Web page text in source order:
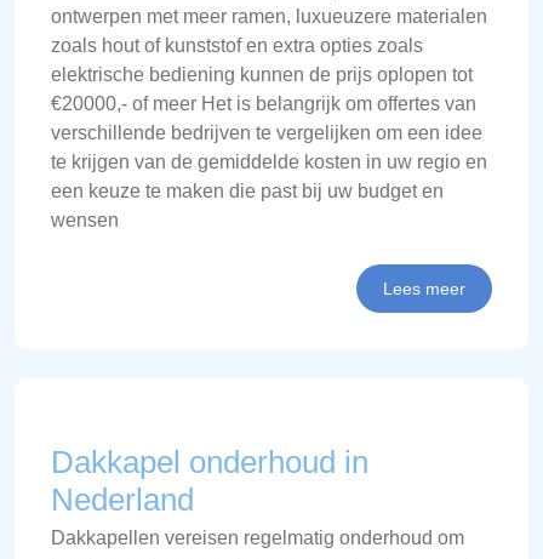
ontwerpen met meer ramen, luxueuzere materialen
zoals hout of kunststof en extra opties zoals
elektrische bediening kunnen de prijs oplopen tot
€20000,- of meer Het is belangrijk om offertes van
verschillende bedrijven te vergelijken om een idee
te krijgen van de gemiddelde kosten in uw regio en
een keuze te maken die past bij uw budget en
wensen
Lees meer
Dakkapel onderhoud in
Nederland
Dakkapellen vereisen regelmatig onderhoud om